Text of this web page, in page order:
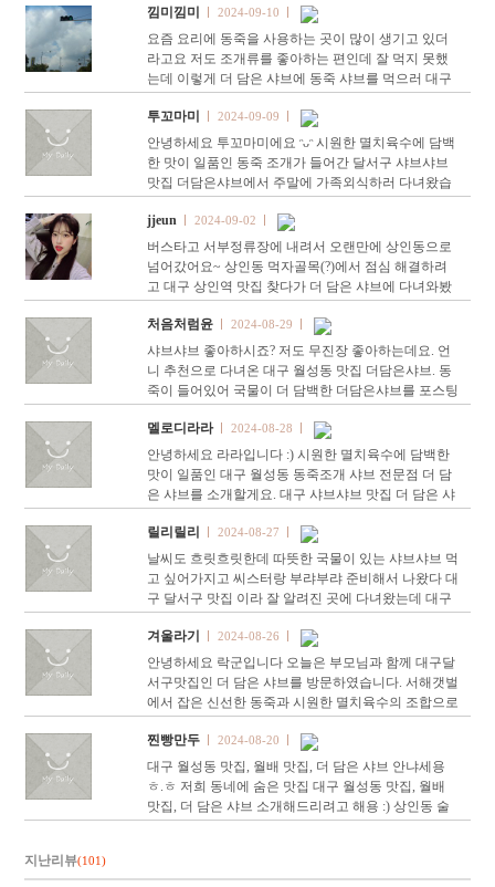
낌미낌미 2024-09-10
요즘 요리에 동죽을 사용하는 곳이 많이 생기고 있더
라고요 저도 조개류를 좋아하는 편인데 잘 먹지 못했
는데 이렇게 더 담은 샤브에 동죽 샤브를 먹으러 대구
달서구맛집을 방문하게 되었답니다 대구 상인동 맛집
더 담은 샤브…
투꼬마미 2024-09-09
안녕하세요 투꼬마미에요 ᵔᴗᵔ 시원한 멸치육수에 담백
한 맛이 일품인 동죽 조개가 들어간 달서구 샤브샤브
맛집 더담은샤브에서 주말에 가족외식하러 다녀왔습
니다. 시원하고 담백한 순한맛으로 아이와 함께 먹기
좋고 소…
jjeun 2024-09-02
버스타고 서부정류장에 내려서 오랜만에 상인동으로
넘어갔어요~ 상인동 먹자골목(?)에서 점심 해결하려
고 대구 상인역 맛집 찾다가 더 담은 샤브에 다녀와봤
는데요, 여기 남자친구 어머님과도 다녀와봤고, 벌써 n
번째 방문할…
처음처럼윤 2024-08-29
샤브샤브 좋아하시죠? 저도 무진장 좋아하는데요. 언
니 추천으로 다녀온 대구 월성동 맛집 더담은샤브. 동
죽이 들어있어 국물이 더 담백한 더담은샤브를 포스팅
할게요. 더담은샤브 대구광역시 달서구 월배로46길 65
053-638-8881 11:…
멜로디라라 2024-08-28
안녕하세요 라라입니다 :) 시원한 멸치육수에 담백한
맛이 일품인 대구 월성동 동죽조개 샤브 전문점 더 담
은 샤브를 소개할게요. 대구 샤브샤브 맛집 더 담은 샤
브는 1호선 상인역 근처에 위치한 대구 상인역 맛집입
니다. 롯데…
릴리릴리 2024-08-27
날씨도 흐릿흐릿한데 따뜻한 국물이 있는 샤브샤브 먹
고 싶어가지고 씨스터랑 부랴부랴 준비해서 나왔다 대
구 달서구 맛집 이라 잘 알려진 곳에 다녀왔는데 대구
상인동 맛집 답게 너무 맛있게 잘 먹고 왔다 ! 더 담은
샤브 위…
겨울라기 2024-08-26
안녕하세요 락군입니다 오늘은 부모님과 함께 대구달
서구맛집인 더 담은 샤브를 방문하였습니다. 서해갯벌
에서 잡은 신선한 동죽과 시원한 멸치육수의 조합으로
깊고 개운한 육수맛과 20년 고기전문가가 고르는 1등
급 소고기…
찐빵만두 2024-08-20
대구 월성동 맛집, 월배 맛집, 더 담은 샤브 안냐세용
ㅎ.ㅎ 저희 동네에 숨은 맛집 대구 월성동 맛집, 월배
맛집, 더 담은 샤브 소개해드리려고 해용 :) 상인동 술
집골목 속에 멋진 인테리어로 눈에 띄는곳 ! 오픈했을
지난리뷰(101)